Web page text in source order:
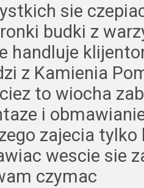
sie
budki z
handluje
z Kamienia
to wiocha
i
zajecia
wescie sie
czymac